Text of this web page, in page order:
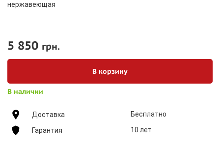
нержавеющая
5 850 грн.
В корзину
В наличии
Доставка Бесплатно
Гарантия 10 лет